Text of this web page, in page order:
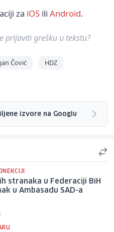
za iOS ili Android.
prijaviti grešku u tekstu?
Čović
HDZ
izvore na Googlu
stranaka u Federaciji BiH
u Ambasadu SAD-a